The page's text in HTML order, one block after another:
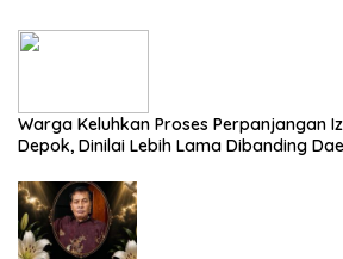
Warga Keluhkan Proses Perpanjangan
Depok, Dinilai Lebih Lama Dibanding